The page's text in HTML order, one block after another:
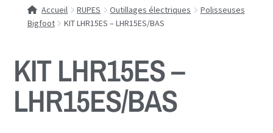
Accueil RUPES Outillages électriques
Polisseuses
Bigfoot
KIT LHR15ES – LHR15ES/BAS
KIT LHR15ES –
LHR15ES/BAS